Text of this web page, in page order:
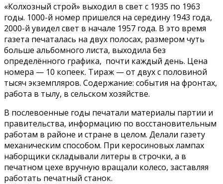
«Колхозный строй» выходил в свет с 1935 по 1963
годы. 1000-й номер пришелся на середину 1943 года,
2000-й увидел свет в начале 1957 года. В это время
газета печаталась на двух полосах, размером чуть
больше альбомного листа, выходила без
определённого графика, почти каждый день. Цена
номера — 10 копеек. Тираж — от двух с половиной
тысяч экземпляров. Содержание: события на фронтах,
работа в тылу, в сельском хозяйстве.
В послевоенные годы печатали материалы партии и
правительства, информацию по восстановительным
работам в районе и стране в целом. Делали газету
механическим способом. При керосиновых лампах
наборщики складывали литеры в строчки, а в
печатном цехе вручную вращали колесо, заставляя
работать печатный станок.